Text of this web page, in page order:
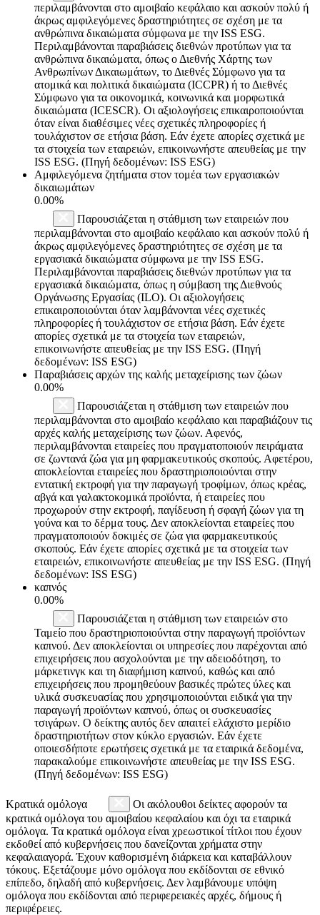
περιλαμβάνονται στο αμοιβαίο κεφάλαιο και ασκούν πολύ ή
άκρως αμφιλεγόμενες δραστηριότητες σε σχέση με τα
ανθρώπινα δικαιώματα σύμφωνα με την ISS ESG.
Περιλαμβάνονται παραβιάσεις διεθνών προτύπων για τα
ανθρώπινα δικαιώματα, όπως ο Διεθνής Χάρτης των
Ανθρωπίνων Δικαιωμάτων, το Διεθνές Σύμφωνο για τα
ατομικά και πολιτικά δικαιώματα (ICCPR) ή το Διεθνές
Σύμφωνο για τα οικονομικά, κοινωνικά και μορφωτικά
δικαιώματα (ICESCR). Οι αξιολογήσεις επικαιροποιούνται
όταν είναι διαθέσιμες νέες σχετικές πληροφορίες ή
τουλάχιστον σε ετήσια βάση. Εάν έχετε απορίες σχετικά με
τα στοιχεία των εταιρειών, επικοινωνήστε απευθείας με την
ISS ESG. (Πηγή δεδομένων: ISS ESG)
Αμφιλεγόμενα ζητήματα στον τομέα των εργασιακών
δικαιωμάτων
0.00%
Παρουσιάζεται η στάθμιση των εταιρειών που
περιλαμβάνονται στο αμοιβαίο κεφάλαιο και ασκούν πολύ ή
άκρως αμφιλεγόμενες δραστηριότητες σε σχέση με τα
εργασιακά δικαιώματα σύμφωνα με την ISS ESG.
Περιλαμβάνονται παραβιάσεις διεθνών προτύπων για τα
εργασιακά δικαιώματα, όπως η σύμβαση της Διεθνούς
Οργάνωσης Εργασίας (ILO). Οι αξιολογήσεις
επικαιροποιούνται όταν λαμβάνονται νέες σχετικές
πληροφορίες ή τουλάχιστον σε ετήσια βάση. Εάν έχετε
απορίες σχετικά με τα στοιχεία των εταιρειών,
επικοινωνήστε απευθείας με την ISS ESG. (Πηγή
δεδομένων: ISS ESG)
Παραβιάσεις αρχών της καλής μεταχείρισης των ζώων
0.00%
Παρουσιάζεται η στάθμιση των εταιρειών που
περιλαμβάνονται στο αμοιβαίο κεφάλαιο και παραβιάζουν τις
αρχές καλής μεταχείρισης των ζώων. Αφενός,
περιλαμβάνονται εταιρείες που πραγματοποιούν πειράματα
σε ζωντανά ζώα για μη φαρμακευτικούς σκοπούς. Αφετέρου,
αποκλείονται εταιρείες που δραστηριοποιούνται στην
εντατική εκτροφή για την παραγωγή τροφίμων, όπως κρέας,
αβγά και γαλακτοκομικά προϊόντα, ή εταιρείες που
προχωρούν στην εκτροφή, παγίδευση ή σφαγή ζώων για τη
γούνα και το δέρμα τους. Δεν αποκλείονται εταιρείες που
πραγματοποιούν δοκιμές σε ζώα για φαρμακευτικούς
σκοπούς. Εάν έχετε απορίες σχετικά με τα στοιχεία των
εταιρειών, επικοινωνήστε απευθείας με την ISS ESG. (Πηγή
δεδομένων: ISS ESG)
καπνός
0.00%
Παρουσιάζεται η στάθμιση των εταιρειών στο
Ταμείο που δραστηριοποιούνται στην παραγωγή προϊόντων
καπνού. Δεν αποκλείονται οι υπηρεσίες που παρέχονται από
επιχειρήσεις που ασχολούνται με την αδειοδότηση, το
μάρκετινγκ και τη διαφήμιση καπνού, καθώς και από
επιχειρήσεις που προμηθεύουν βασικές πρώτες ύλες και
υλικά συσκευασίας που χρησιμοποιούνται ειδικά για την
παραγωγή προϊόντων καπνού, όπως οι συσκευασίες
τσιγάρων. Ο δείκτης αυτός δεν απαιτεί ελάχιστο μερίδιο
δραστηριοτήτων στον κύκλο εργασιών. Εάν έχετε
οποιεσδήποτε ερωτήσεις σχετικά με τα εταιρικά δεδομένα,
παρακαλούμε επικοινωνήστε απευθείας με την ISS ESG.
(Πηγή δεδομένων: ISS ESG)
Κρατικά ομόλογα
Οι ακόλουθοι δείκτες αφορούν τα
κρατικά ομόλογα του αμοιβαίου κεφαλαίου και όχι τα εταιρικά
ομόλογα. Τα κρατικά ομόλογα είναι χρεωστικοί τίτλοι που έχουν
εκδοθεί από κυβερνήσεις που δανείζονται χρήματα στην
κεφαλαιαγορά. Έχουν καθορισμένη διάρκεια και καταβάλλουν
τόκους. Εξετάζουμε μόνο ομόλογα που εκδίδονται σε εθνικό
επίπεδο, δηλαδή από κυβερνήσεις. Δεν λαμβάνουμε υπόψη
ομόλογα που εκδίδονται από περιφερειακές αρχές, δήμους ή
περιφέρειες.